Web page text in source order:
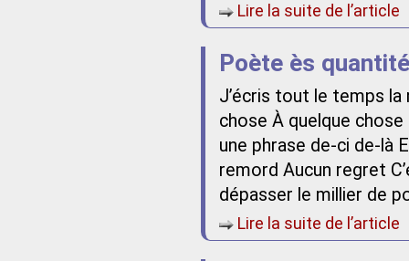
Lire la suite de l’article
Poète ès quantité
J’écris tout le temps
chose À quelque
une phrase de-ci de-là
remord Aucun regret
dépasser le millier de
Lire la suite de l’article